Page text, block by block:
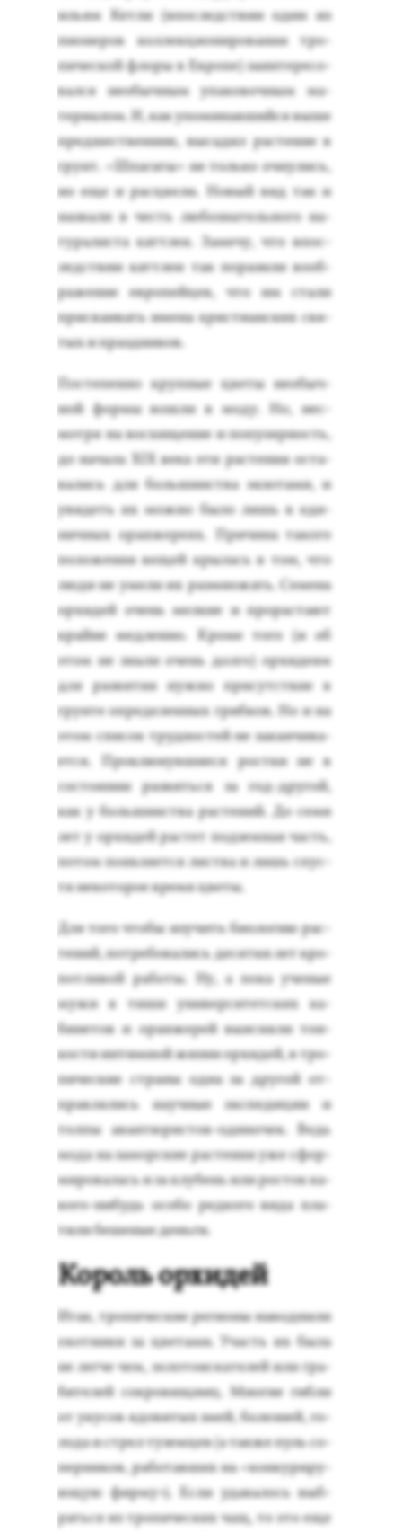
иль­ям Кет­ли (впос­ледс­твии один из
пи­оне­ров кол­лекци­они­рова­ния тро­
пичес­кой фло­ры в Ев­ро­пе) за­ин­те­ресо­
вал­ся не­обыч­ным упа­ковоч­ным ма­
тери­алом. И, как упо­минав­ший­ся вы­ше
пред­шес­твен­ник, вы­садил рас­те­ние в
грунт. «Шпа­гаты» не толь­ко оч­ну­лись,
но еще и рас­цве­ли. Но­вый вид так и
наз­ва­ли в честь лю­боз­на­тель­но­го на­
тура­лис­та кат­тлея. За­мечу, что впос­
ледс­твии кат­тлеи так по­рази­ли во­об­
ра­жение ев­ро­пей­цев, что им ста­ли
прис­ва­ивать име­на хрис­ти­ан­ских свя­
тых и праз­дни­ков.
Пос­те­пен­но круп­ные цве­ты не­обыч­
ной фор­мы вош­ли в мо­ду. Но, нес­
мотря на вос­хи­щение и по­пуляр­ность,
до на­чала XІX ве­ка эти рас­те­ния ос­та­
вались для боль­шинс­тва эк­зо­тами, и
уви­деть их мож­но бы­ло лишь в еди­
нич­ных оран­же­ре­ях. При­чина та­кого
по­ложе­ния ве­щей кры­лась в том, что
лю­ди не уме­ли их раз­мно­жать. Се­мена
ор­хи­дей очень мел­кие и про­рас­та­ют
край­не мед­ленно. Кро­ме то­го (и об
этом не зна­ли очень дол­го) ор­хи­де­ям
для раз­ви­тия нуж­но при­сутс­твие в
грун­те оп­ре­делен­ных гриб­ков. Но и на
этом спи­сок труд­ностей не за­кан­чи­ва­
ет­ся. Прок­лю­нув­ши­еся рос­тки не в
сос­то­янии раз­вить­ся за год-дру­гой,
как у боль­шинс­тва рас­те­ний. До се­ми
лет у ор­хи­дей рас­тет под­земная часть,
по­том по­яв­ля­ет­ся лис­тва и лишь спус­
тя не­кото­рое вре­мя цве­ты.
Для то­го что­бы изу­чить би­оло­гию рас­
те­ний, пот­ре­бова­лись де­сят­ки лет кро­
пот­ли­вой ра­боты. Ну, а по­ка уче­ные
му­жи в ти­ши уни­вер­си­тет­ских ка­
бине­тов и оран­же­рей вы­яс­ня­ли тон­
кости ин­тимной жиз­ни ор­хи­дей, в тро­
пичес­кие стра­ны од­на за дру­гой от­
прав­ля­лись на­уч­ные эк­спе­диции и
тол­пы аван­тю­рис­тов-оди­ночек. Ведь
мо­да на за­мор­ские рас­те­ния уже сфор­
ми­рова­лась и за клу­бень или рос­ток ка­
кого-ни­будь осо­бо ред­ко­го ви­да пла­
тили бе­шеные день­ги.
Король орхидей
Итак, тро­пичес­кие ре­ги­оны на­вод­ни­ли
охот­ни­ки за цве­тами. Участь их бы­ла
не лег­че чем, зо­лото­ис­ка­телей или гра­
бите­лей сок­ро­вищ­ниц. Мно­гие гиб­ли
от уку­сов ядо­витых змей, бо­лез­ней, го­
лода и стрел ту­зем­цев (а так­же пуль со­
пер­ни­ков, ра­ботав­ших на «кон­ку­риру­
ющую фир­му»). Ес­ли уда­валось выб­
рать­ся из тро­пичес­ких чащ, то это еще